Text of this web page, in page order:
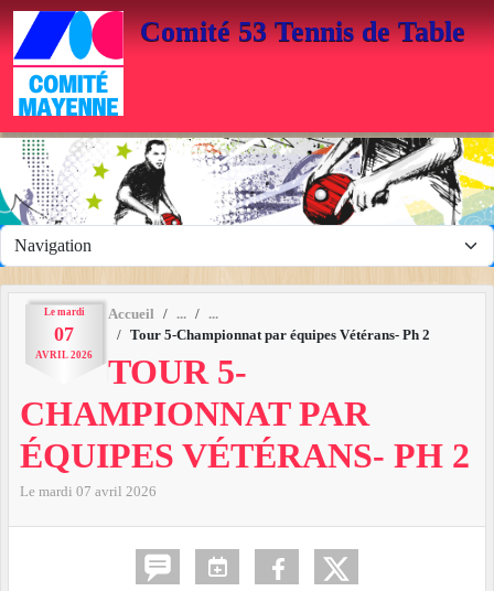
Comité 53 Tennis de Table
Le mardi
07
AVRIL 2026
Accueil
Tour 5-Championnat par équipes Vétérans- Ph 2
TOUR 5-
CHAMPIONNAT PAR
ÉQUIPES VÉTÉRANS- PH 2
Le mardi 07 avril 2026
Panneau de gestion des cookies